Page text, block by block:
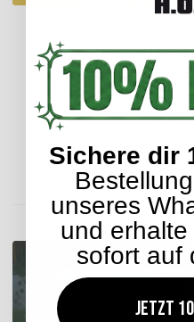
ab27,99 €
Lieferzeit: ca. 2-4
ENTDECKEN SIE
Sichere dir
unseres
und
sofort auf
Jetzt